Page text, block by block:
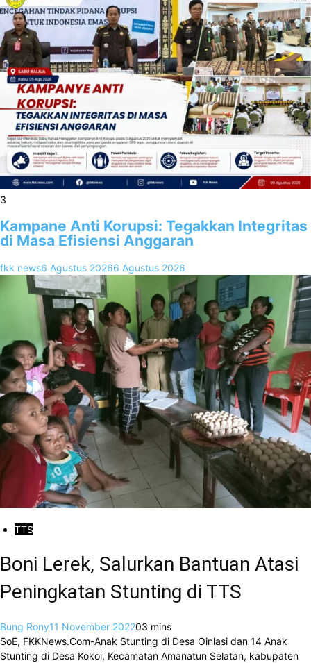
3
Kampane Anti Korupsi: Tegakkan Integritas
di Masa Efisiensi Anggaran
fkk news6 Agustus 20266 Agustus 2026
TTS
Boni Lerek, Salurkan Bantuan Atasi
Peningkatan Stunting di TTS
Bung Rony11 November 202203 mins
SoE, FKKNews.Com-Anak Stunting di Desa Oinlasi dan 14 Anak
Stunting di Desa Kokoi, Kecamatan Amanatun Selatan, kabupaten